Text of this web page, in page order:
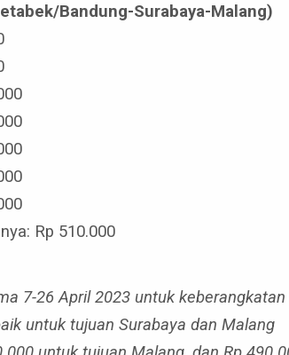
Bandung-Surabaya-Malang)
Rp 510.000
7-26 April 2023 untuk
untuk tujuan Surabaya dan Malang